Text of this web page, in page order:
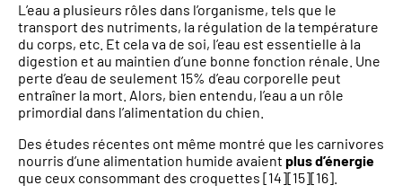
L’eau a plusieurs rôles dans l’organisme, tels que le
transport des nutriments, la régulation de la température
du corps, etc. Et cela va de soi, l’eau est essentielle à la
digestion et au maintien d’une bonne fonction rénale. Une
perte d’eau de seulement 15% d’eau corporelle peut
entraîner la mort. Alors, bien entendu, l’eau a un rôle
primordial dans l’alimentation du chien.
Des études récentes ont même montré que les carnivores
nourris d’une alimentation humide avaient plus d’énergie
que ceux consommant des croquettes [14][15][16].